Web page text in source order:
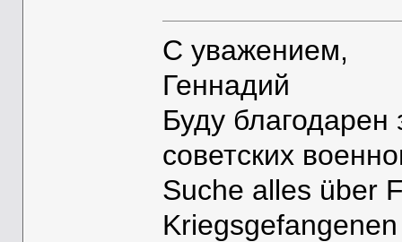
С уважением,
Геннадий
Буду
советских
Suche alles über
Kriegsgefangenen